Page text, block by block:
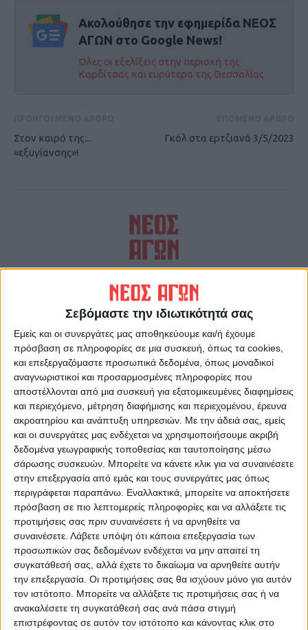
Σεβόμαστε την ιδιωτικότητά σας
Εμείς και οι συνεργάτες μας αποθηκεύουμε και/ή έχουμε
πρόσβαση σε πληροφορίες σε μια συσκευή, όπως τα cookies,
και επεξεργαζόμαστε προσωπικά δεδομένα, όπως μοναδικοί
αναγνωριστικοί και προσαρμοσμένες πληροφορίες που
αποστέλλονται από μια συσκευή για εξατομικευμένες διαφημίσεις
και περιεχόμενο, μέτρηση διαφήμισης και περιεχομένου, έρευνα
ακροατηρίου και ανάπτυξη υπηρεσιών. Με την άδειά σας, εμείς
και οι συνεργάτες μας ενδέχεται να χρησιμοποιήσουμε ακριβή
δεδομένα γεωγραφικής τοποθεσίας και ταυτοποίησης μέσω
σάρωσης συσκευών. Μπορείτε να κάνετε κλικ για να συναινέσετε
στην επεξεργασία από εμάς και τους συνεργάτες μας όπως
περιγράφεται παραπάνω. Εναλλακτικά, μπορείτε να αποκτήσετε
πρόσβαση σε πιο λεπτομερείς πληροφορίες και να αλλάξετε τις
προτιμήσεις σας πριν συναινέσετε ή να αρνηθείτε να
συναινέσετε. Λάβετε υπόψη ότι κάποια επεξεργασία των
προσωπικών σας δεδομένων ενδέχεται να μην απαιτεί τη
συγκατάθεσή σας, αλλά έχετε το δικαίωμα να αρνηθείτε αυτήν
την επεξεργασία. Οι προτιμήσεις σας θα ισχύουν μόνο για αυτόν
τον ιστότοπο. Μπορείτε να αλλάξετε τις προτιμήσεις σας ή να
ανακαλέσετε τη συγκατάθεσή σας ανά πάσα στιγμή
επιστρέφοντας σε αυτόν τον ιστότοπο και κάνοντας κλικ στο
Ακολούθησε την εφημερίδα ΝΕΟΣ
ΑΓΩΝ στο Google News!
Όλες οι εξελίξεις στην περιοχή της
Καρδίτσας και ευρύτερα της Θεσσαλίας
Στον καιρό της...
«εξυγίανσης»!
Γκόλ στα ερτζιανά 3/5/2023
ΝΕΟΣ ΑΓΩΝ
https://neosagon.gr
Η Αρχαιότερη Καθημερινή Πρωινή Εφημερίδα της Καρδίτσας
ΠΑΡΟΜΟΙΑ ΑΡΘΡΑ